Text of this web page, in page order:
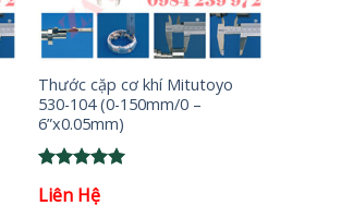
+
Thước cặp cơ khí Mitutoyo
530-104 (0-150mm/0 –
6”x0.05mm)
out of 5
Liên Hệ